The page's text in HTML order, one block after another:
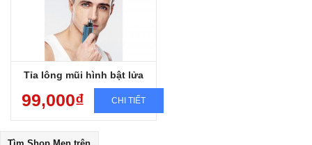
Tỉa lông mũi hình bật lửa
99,000₫ CHI TIẾT